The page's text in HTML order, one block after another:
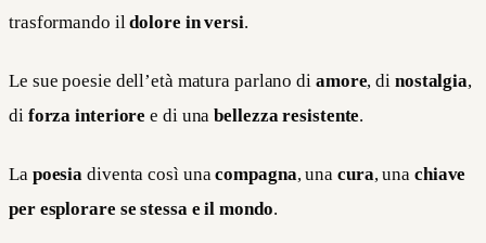
trasformando ildolore in versi.
Le sue poesie dell’età matura parlano di amore, di nostalgia,
di forza interiore e di unabellezza resistente.
La poesia diventa così unacompagna, una cura, una chiave
per esplorare se stessa e il mondo.